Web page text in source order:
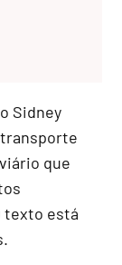
Sidney
que
texto está